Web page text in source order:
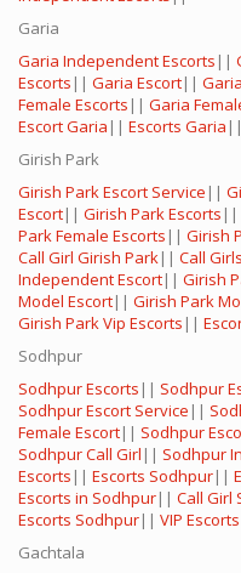
Garia
Garia Independent Escorts ||
Escorts || Garia Escort||
Female Escorts || Garia
Escort Garia || Escorts Garia ||
Girish Park
Girish Park Escort Service ||
Escort|| Girish Park Escorts ||
Park Female Escorts || Girish
Call Girl Girish Park|| Call
Independent Escort|| Girish
Model Escort|| Girish Park
Girish Park Vip Escorts ||
Sodhpur
Sodhpur Escorts || Sodhpur
Sodhpur Escort Service ||
Female Escort|| Sodhpur
Sodhpur Call Girl || Sodhpur
Escorts || Escorts Sodhpur||
Escorts in Sodhpur|| Call Girl
Escorts Sodhpur|| VIP
Gachtala